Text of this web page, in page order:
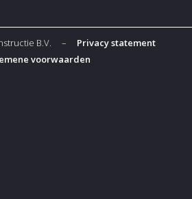
B.V. – Privacy statement
voorwaarden